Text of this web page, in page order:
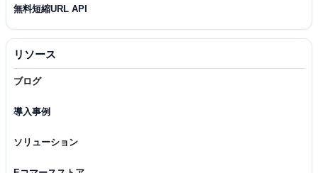
無料短縮URL API
リソース
ブログ
導入事例
ソリューション